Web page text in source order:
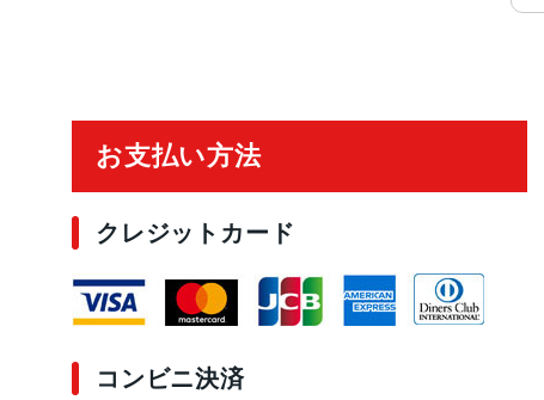
お支払い方法
クレジットカード
コンビニ決済